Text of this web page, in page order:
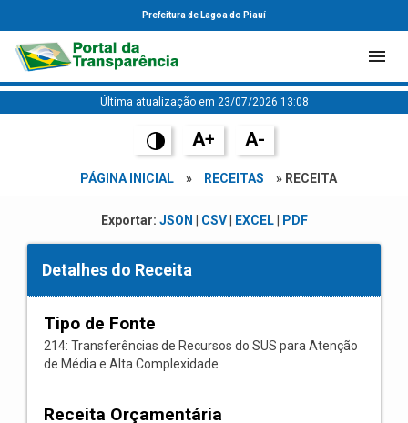
Prefeitura de Lagoa do Piauí
Última atualização em 23/07/2026 13:08
A+ A-
PÁGINA INICIAL » RECEITAS » RECEITA
Exportar: JSON CSV| EXCEL| PDF
Detalhes do Receita
Tipo de Fonte
214: Transferências de Recursos do SUS para Atenção
de Média e Alta Complexidade
Receita Orçamentária